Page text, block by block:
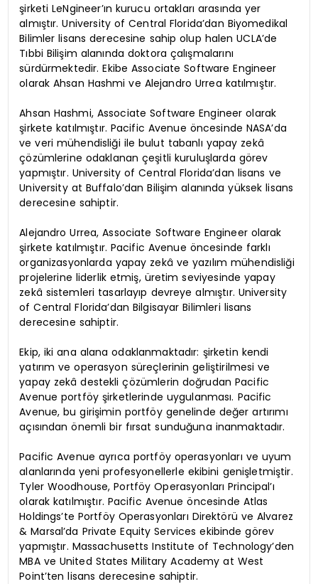
şirketi LeNgineer’ın kurucu ortakları arasında yer
almıştır. University of Central Florida’dan Biyomedikal
Bilimler lisans derecesine sahip olup halen UCLA’de
Tıbbi Bilişim alanında doktora çalışmalarını
sürdürmektedir. Ekibe Associate Software Engineer
olarak Ahsan Hashmi ve Alejandro Urrea katılmıştır.
Ahsan Hashmi, Associate Software Engineer olarak
şirkete katılmıştır. Pacific Avenue öncesinde NASA’da
ve veri mühendisliği ile bulut tabanlı yapay zekâ
çözümlerine odaklanan çeşitli kuruluşlarda görev
yapmıştır. University of Central Florida’dan lisans ve
University at Buffalo’dan Bilişim alanında yüksek lisans
derecesine sahiptir.
Alejandro Urrea, Associate Software Engineer olarak
şirkete katılmıştır. Pacific Avenue öncesinde farklı
organizasyonlarda yapay zekâ ve yazılım mühendisliği
projelerine liderlik etmiş, üretim seviyesinde yapay
zekâ sistemleri tasarlayıp devreye almıştır. University
of Central Florida’dan Bilgisayar Bilimleri lisans
derecesine sahiptir.
Ekip, iki ana alana odaklanmaktadır: şirketin kendi
yatırım ve operasyon süreçlerinin geliştirilmesi ve
yapay zekâ destekli çözümlerin doğrudan Pacific
Avenue portföy şirketlerinde uygulanması. Pacific
Avenue, bu girişimin portföy genelinde değer artırımı
açısından önemli bir fırsat sunduğuna inanmaktadır.
Pacific Avenue ayrıca portföy operasyonları ve uyum
alanlarında yeni profesyonellerle ekibini genişletmiştir.
Tyler Woodhouse, Portföy Operasyonları Principal’ı
olarak katılmıştır. Pacific Avenue öncesinde Atlas
Holdings’te Portföy Operasyonları Direktörü ve Alvarez
& Marsal’da Private Equity Services ekibinde görev
yapmıştır. Massachusetts Institute of Technology’den
MBA ve United States Military Academy at West
Point’ten lisans derecesine sahiptir.